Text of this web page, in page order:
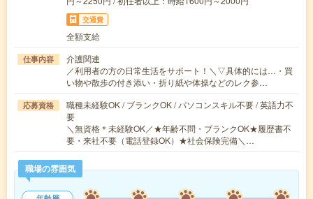
交通費
全額支給
仕事内容
介護関連
／利用者の方の日常生活をサポート！＼▽具体的には…・買
い物や散歩の付き添い・折り紙や体操などのレク参…
応募資格
職種未経験OK / ブランクOK / パソコンスキル不要 / 英語力不
要
＼無資格＊未経験OK／★年齢不問・ブランクOK★履歴書不
要・来社不要（電話登録OK）★社会保険完備＼…
職場の雰囲気